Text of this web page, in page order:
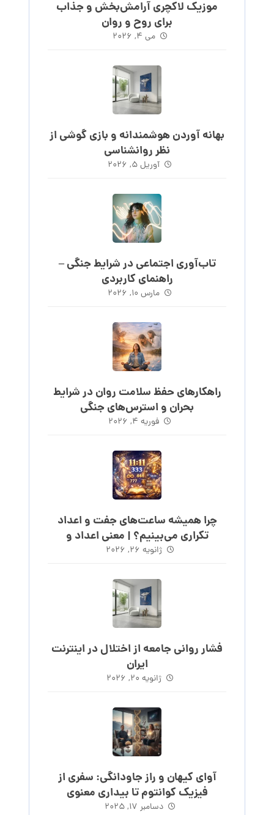
موزیک لاکچری آرامش‌بخش‌ و جذاب‌
برای روح و روان
می ۴, ۲۰۲۶
بهانه آوردن هوشمندانه و بازی گوشی از
نظر روانشناسی
آوریل ۵, ۲۰۲۶
تاب‌آوری اجتماعی در شرایط جنگی –
راهنمای کاربردی
مارس ۱۰, ۲۰۲۶
راهکارهای حفظ سلامت روان در شرایط
بحران و استرس‌های جنگی
فوریه ۴, ۲۰۲۶
چرا همیشه ساعت‌های جفت و اعداد
تکراری می‌بینیم؟ | معنی اعداد و
ساعت‌های روند
ژانویه ۲۶, ۲۰۲۶
فشار روانی جامعه از اختلال در اینترنت
ایران
ژانویه ۲۰, ۲۰۲۶
آوای کیهان و راز جاودانگی: سفری از
فیزیک کوانتوم تا بیداری معنوی
دسامبر ۱۷, ۲۰۲۵